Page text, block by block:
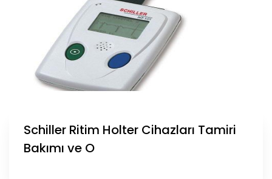
Schiller Ritim Holter Cihazları Tamiri
Bakımı ve O